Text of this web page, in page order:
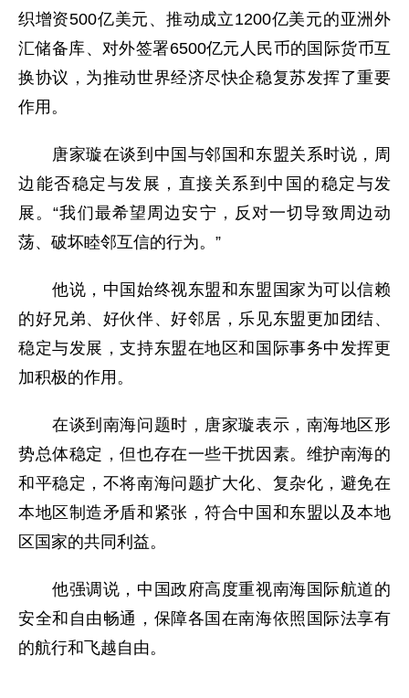
织增资500亿美元、推动成立1200亿美元的亚洲外
汇储备库、对外签署6500亿元人民币的国际货币互
换协议，为推动世界经济尽快企稳复苏发挥了重要
作用。
唐家璇在谈到中国与邻国和东盟关系时说，周
边能否稳定与发展，直接关系到中国的稳定与发
展。“我们最希望周边安宁，反对一切导致周边动
荡、破坏睦邻互信的行为。”
他说，中国始终视东盟和东盟国家为可以信赖
的好兄弟、好伙伴、好邻居，乐见东盟更加团结、
稳定与发展，支持东盟在地区和国际事务中发挥更
加积极的作用。
在谈到南海问题时，唐家璇表示，南海地区形
势总体稳定，但也存在一些干扰因素。维护南海的
和平稳定，不将南海问题扩大化、复杂化，避免在
本地区制造矛盾和紧张，符合中国和东盟以及本地
区国家的共同利益。
他强调说，中国政府高度重视南海国际航道的
安全和自由畅通，保障各国在南海依照国际法享有
的航行和飞越自由。